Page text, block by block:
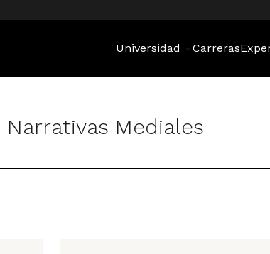
Universidad Carreras
Narrativas Mediales